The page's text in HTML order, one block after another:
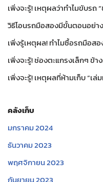
เพิ่งจะรู้! เหตุผลว่าทำไมขับรถ
วิธีโอนรถมือสองมีขั้นตอนอย่าง
เพิ่งรู้เหตุผล! ทำไมซื้อรถมือส
เพิ่งจะรู้! ช่องตะแกรงเล็กๆ ข้า
เพิ่งจะรู้! เหตุผลที่ห้ามเก็บ “เล่
คลังเก็บ
มกราคม 2024
ธันวาคม 2023
พฤศจิกายน 2023